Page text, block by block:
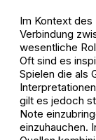
Im Kontext des
Verbindung
wesentliche
Oft sind es
Spielen die als
gilt es jedoch
Note
einzuhauchen.